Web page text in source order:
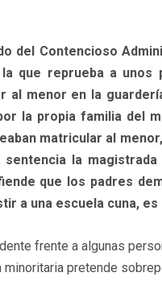
del Contencioso
que reprueba a unos
al menor en la
la propia familia del
matricular al
la
que los padres
a una escuela cuna,
frente a algunas
minoritaria pretende